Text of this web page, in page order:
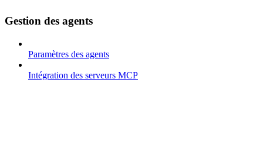
Gestion des agents
Paramètres des agents
Intégration des serveurs MCP